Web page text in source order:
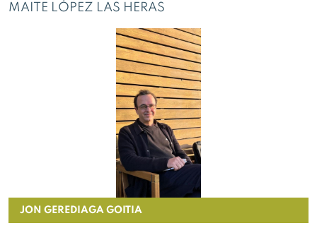
MAITE LÓPEZ LAS HERAS
JON GEREDIAGA GOITIA